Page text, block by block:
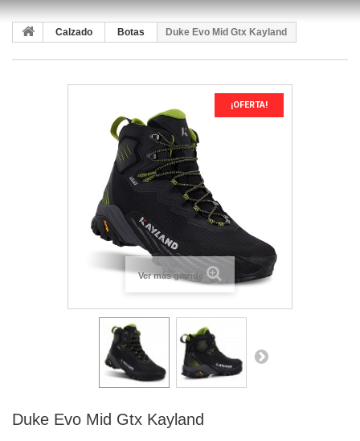
Calzado Botas Duke Evo Mid Gtx Kayland
¡OFERTA!
Ver más grande
Duke Evo Mid Gtx Kayland